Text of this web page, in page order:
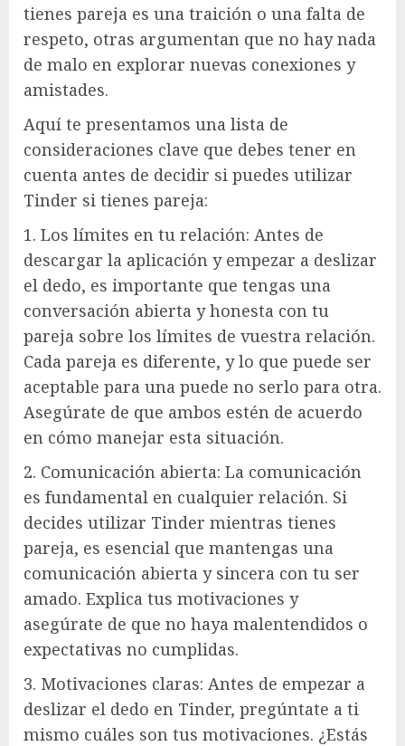
tienes pareja es una traición o una falta de
respeto, otras argumentan que no hay nada
de malo en explorar nuevas conexiones y
amistades.
Aquí te presentamos una lista de
consideraciones clave que debes tener en
cuenta antes de decidir si puedes utilizar
Tinder si tienes pareja:
1. Los límites en tu relación: Antes de
descargar la aplicación y empezar a deslizar
el dedo, es importante que tengas una
conversación abierta y honesta con tu
pareja sobre los límites de vuestra relación.
Cada pareja es diferente, y lo que puede ser
aceptable para una puede no serlo para otra.
Asegúrate de que ambos estén de acuerdo
en cómo manejar esta situación.
2. Comunicación abierta: La comunicación
es fundamental en cualquier relación. Si
decides utilizar Tinder mientras tienes
pareja, es esencial que mantengas una
comunicación abierta y sincera con tu ser
amado. Explica tus motivaciones y
asegúrate de que no haya malentendidos o
expectativas no cumplidas.
3. Motivaciones claras: Antes de empezar a
deslizar el dedo en Tinder, pregúntate a ti
mismo cuáles son tus motivaciones. ¿Estás